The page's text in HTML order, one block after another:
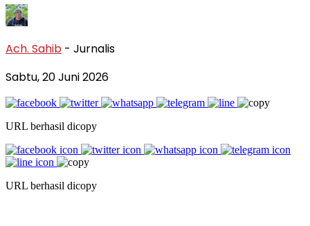
Ach. Sahib - Jurnalis
Sabtu, 20 Juni 2026
URL berhasil dicopy
URL berhasil dicopy